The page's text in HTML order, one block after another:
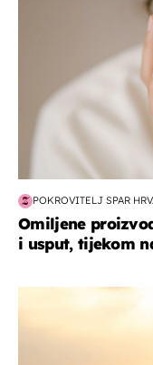
POKROVITELJ SPAR
Omiljene
i usput, tijekom